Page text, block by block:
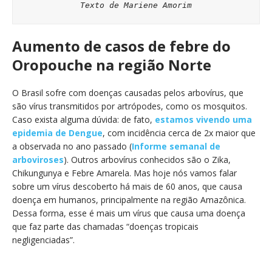
Texto de Mariene Amorim
Aumento de casos de febre do
Oropouche na região Norte
O Brasil sofre com doenças causadas pelos arbovírus, que
são vírus transmitidos por artrópodes, como os mosquitos.
Caso exista alguma dúvida: de fato, estamos vivendo uma
epidemia de Dengue, com incidência cerca de 2x maior que
a observada no ano passado (Informe semanal de
arboviroses). Outros arbovírus conhecidos são o Zika,
Chikungunya e Febre Amarela. Mas hoje nós vamos falar
sobre um vírus descoberto há mais de 60 anos, que causa
doença em humanos, principalmente na região Amazônica.
Dessa forma, esse é mais um vírus que causa uma doença
que faz parte das chamadas “doenças tropicais
negligenciadas”.